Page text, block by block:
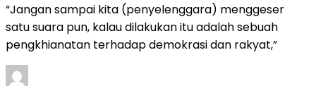
“Jangan sampai kita (penyelenggara) menggeser
satu suara pun, kalau dilakukan itu adalah sebuah
pengkhianatan terhadap demokrasi dan rakyat,”